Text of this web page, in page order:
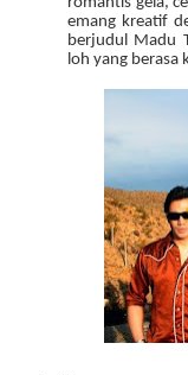
emang kreatif
berjudul Madu
loh yang berasa